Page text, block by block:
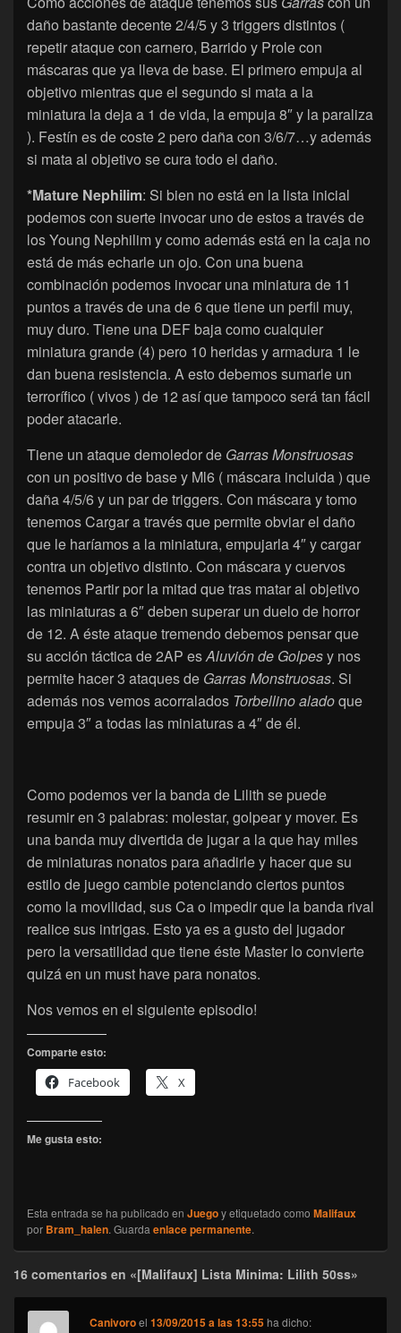
daño bastante decente 2/4/5 y 3 triggers distintos (
repetir ataque con carnero, Barrido y Prole con
máscaras que ya lleva de base. El primero empuja al
objetivo mientras que el segundo si mata a la
miniatura la deja a 1 de vida, la empuja 8″ y la paraliza
). Festín es de coste 2 pero daña con 3/6/7…y además
si mata al objetivo se cura todo el daño.
*Mature Nephilim: Si bien no está en la lista inicial
podemos con suerte invocar uno de estos a través de
los Young Nephilim y como además está en la caja no
está de más echarle un ojo. Con una buena
combinación podemos invocar una miniatura de 11
puntos a través de una de 6 que tiene un perfil muy,
muy duro. Tiene una DEF baja como cualquier
miniatura grande (4) pero 10 heridas y armadura 1 le
dan buena resistencia. A esto debemos sumarle un
terrorífico ( vivos ) de 12 así que tampoco será tan fácil
poder atacarle.
Tiene un ataque demoledor de Garras Monstruosas
con un positivo de base y Ml6 ( máscara incluida ) que
daña 4/5/6 y un par de triggers. Con máscara y tomo
tenemos Cargar a través que permite obviar el daño
que le haríamos a la miniatura, empujarla 4″ y cargar
contra un objetivo distinto. Con máscara y cuervos
tenemos Partir por la mitad que tras matar al objetivo
las miniaturas a 6″ deben superar un duelo de horror
de 12. A éste ataque tremendo debemos pensar que
su acción táctica de 2AP esAluvión de Golpesy nos
permite hacer 3 ataques de Garras Monstruosas. Si
además nos vemos acorralados Torbellino aladoque
empuja 3″ a todas las miniaturas a 4″ de él.
Como podemos ver la banda de Lilith se puede
resumir en 3 palabras: molestar, golpear y mover. Es
una banda muy divertida de jugar a la que hay miles
de miniaturas nonatos para añadirle y hacer que su
estilo de juego cambie potenciando ciertos puntos
como la movilidad, sus Ca o impedir que la banda rival
realice sus intrigas. Esto ya es a gusto del jugador
pero la versatilidad que tiene éste Master lo convierte
quizá en un must have para nonatos.
Nos vemos en el siguiente episodio!
Comparte esto:
Facebook
X
Me gusta esto:
Esta entrada se ha publicado en Juegoy etiquetado como Malifaux
por Bram_halen. Guarda enlace permanente.
16 comentarios en «[Malifaux] Lista Minima: Lilith 50ss»
Canivoroel13/09/2015 a las 13:55 ha dicho: